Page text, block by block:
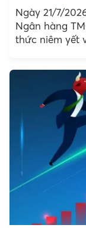
Ngày 21/7/
Ngân hàng
thức niêm yết